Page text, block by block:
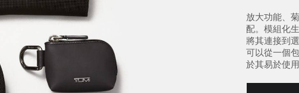
放大功能、
配。模組化
將其連接到
可以從一個
於其易於使